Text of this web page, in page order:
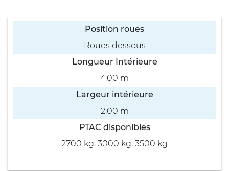
Position roues
Roues dessous
Longueur Intérieure
4,00 m
Largeur intérieure
2,00 m
PTAC disponibles
2700 kg, 3000 kg, 3500 kg